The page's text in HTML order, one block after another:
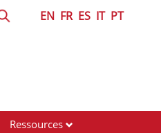
EN FR ES IT PT
Ressources